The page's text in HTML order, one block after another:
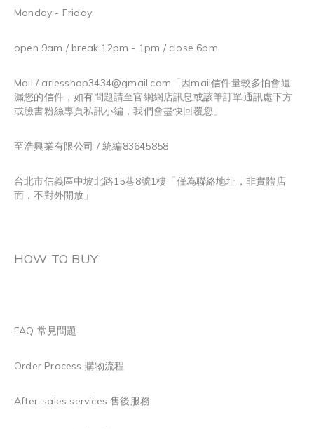
Monday - Friday
open 9am / break 12pm - 1pm / close 6pm
Mail / ariesshop3434@gmail.com 「因mail信件量較多怕會遺
漏您的信件，如有問題請至官網網店訊息或該筆訂單通訊處下方
或臉書粉絲專頁私訊小編，我們會盡快回覆您」
至浩興業有限公司 / 統編83645858
台北市信義區中坡北路15巷8號1樓「僅為聯絡地址，非實體店
面，不對外開放」
HOW TO BUY
FAQ 常見問題
Order Process 購物流程
After-sales services 售後服務